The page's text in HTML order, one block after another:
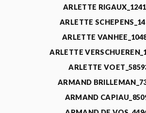
ARLETTE
ARLETTE
ARLETTE
ARLETTE
ARLETTE
ARMAND
ARMAND